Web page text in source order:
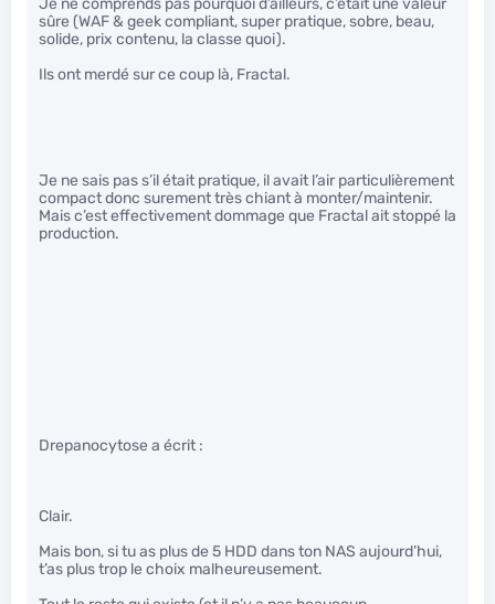
Je ne comprends pas pourquoi d’ailleurs, c’était une valeur
sûre (WAF & geek compliant, super pratique, sobre, beau,
solide, prix contenu, la classe quoi).
Ils ont merdé sur ce coup là, Fractal.
Je ne sais pas s’il était pratique, il avait l’air particulièrement
compact donc surement très chiant à monter/maintenir.
Mais c’est effectivement dommage que Fractal ait stoppé la
production.
Drepanocytose a écrit :
Clair.
Mais bon, si tu as plus de 5 HDD dans ton NAS aujourd’hui,
t’as plus trop le choix malheureusement.